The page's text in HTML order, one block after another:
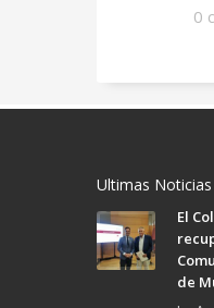
0
Ultimas Noticias
El
de